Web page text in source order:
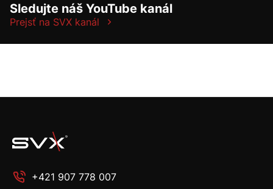
Sledujte náš YouTube kanál
Prejsť na SVX kanál
+421 907 778 007